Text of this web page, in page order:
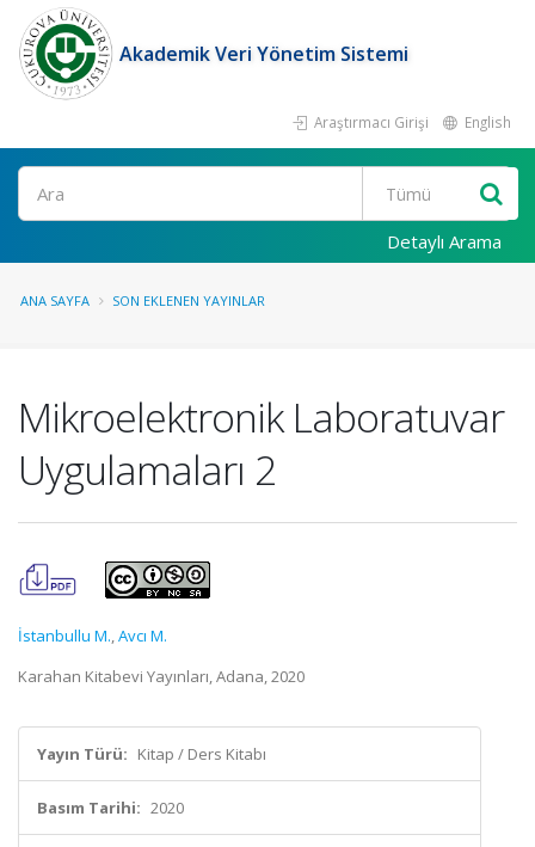
Akademik Veri Yönetim Sistemi
Araştırmacı Girişi English
Ara
Detaylı Arama
ANA SAYFA SON EKLENEN YAYINLAR
Mikroelektronik Laboratuvar
Uygulamaları 2
İstanbullu M.,Avcı M.
Karahan Kitabevi Yayınları, Adana, 2020
Yayın Türü: Kitap / Ders Kitabı
Basım Tarihi: 2020